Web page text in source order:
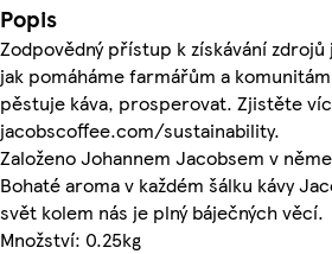
Popis
Zodpovědný přístup k získávání
jak pomáháme farmářům a
pěstuje káva, prosperovat. Zjistěte
jacobscoffee.com/sustainability.
Založeno Johannem Jacobsem v
Bohaté aroma v každém šálku kávy
svět kolem nás je plný báječných věcí.
Množství: 0.25kg